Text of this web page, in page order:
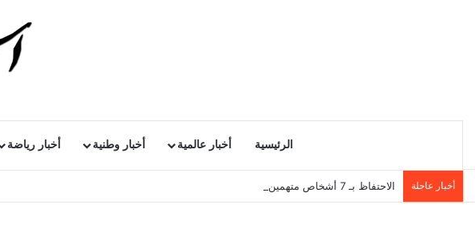
الرئيسية أخبار عالمية أخبار وطنية أخبار رياضة
أخبار عاجلة الاحتفاظ بـ 7 أشخاص متهمين في بث اشاعة حرق سجن المسعدين